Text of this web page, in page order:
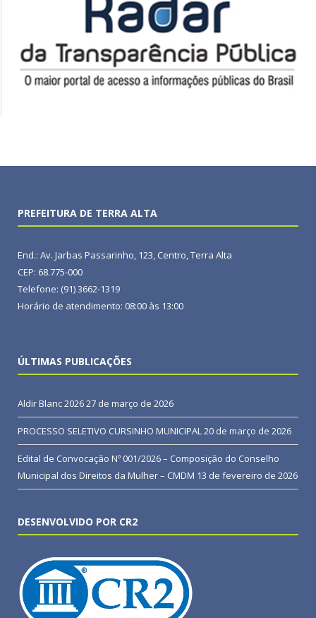
PREFEITURA DE TERRA ALTA
End.: Av. Jarbas Passarinho, 123, Centro, Terra Alta
CEP: 68.775-000
Telefone: (91) 3662-1319
Horário de atendimento: 08:00 às 13:00
ÚLTIMAS PUBLICAÇÕES
Aldir Blanc 202627 de março de 2026
PROCESSO SELETIVO CURSINHO MUNICIPAL20 de março de 2026
Edital de Convocação Nº 001/2026 – Composição do Conselho
Municipal dos Direitos da Mulher – CMDM 13 de fevereiro de 2026
DESENVOLVIDO POR CR2